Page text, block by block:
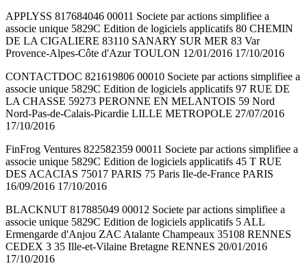
APPLYSS 817684046 00011 Societe par actions simplifiee a
associe unique 5829C Edition de logiciels applicatifs 80 CHEMIN
DE LA CIGALIERE 83110 SANARY SUR MER 83 Var
Provence-Alpes-Côte d'Azur TOULON 12/01/2016 17/10/2016
CONTACTDOC 821619806 00010 Societe par actions simplifiee a
associe unique 5829C Edition de logiciels applicatifs 97 RUE DE
LA CHASSE 59273 PERONNE EN MELANTOIS 59 Nord
Nord-Pas-de-Calais-Picardie LILLE METROPOLE 27/07/2016
17/10/2016
FinFrog Ventures 822582359 00011 Societe par actions simplifiee a
associe unique 5829C Edition de logiciels applicatifs 45 T RUE
DES ACACIAS 75017 PARIS 75 Paris Ile-de-France PARIS
16/09/2016 17/10/2016
BLACKNUT 817885049 00012 Societe par actions simplifiee a
associe unique 5829C Edition de logiciels applicatifs 5 ALL
Ermengarde d'Anjou ZAC Atalante Champeaux 35108 RENNES
CEDEX 3 35 Ille-et-Vilaine Bretagne RENNES 20/01/2016
17/10/2016